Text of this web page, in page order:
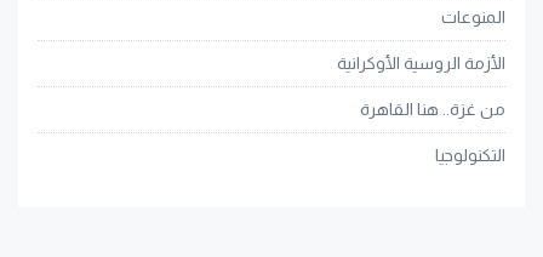
المنوعات
الأزمة الروسية الأوكرانية
من غزة.. هنا القاهرة
التكنولوجيا